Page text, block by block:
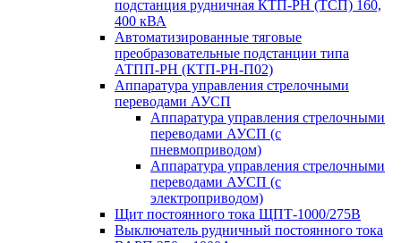
подстанция рудничная КТП-РН (ТСП) 160,
400 кВА
Автоматизированные тяговые
преобразовательные подстанции типа
АТПП-РН (КТП-РН-П02)
Аппаратура управления стрелочными
переводами АУСП
Аппаратура управления стрелочными
переводами АУСП (с
пневмоприводом)
Аппаратура управления стрелочными
переводами АУСП (с
электроприводом)
Щит постоянного тока ЩПТ-1000/275В
Выключатель рудничный постоянного тока